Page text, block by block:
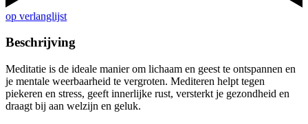
op verlanglijst
Beschrijving
Meditatie is de ideale manier om lichaam en geest te ontspannen en
je mentale weerbaarheid te vergroten. Mediteren helpt tegen
piekeren en stress, geeft innerlijke rust, versterkt je gezondheid en
draagt bij aan welzijn en geluk.